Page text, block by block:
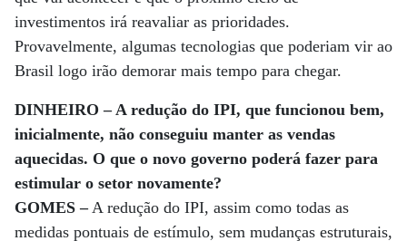
investimentos irá reavaliar as prioridades.
Provavelmente, algumas tecnologias que poderiam vir ao
Brasil logo irão demorar mais tempo para chegar.
DINHEIRO – A redução do IPI, que funcionou bem,
inicialmente, não conseguiu manter as vendas
aquecidas. O que o novo governo poderá fazer para
estimular o setor novamente?
GOMES –A redução do IPI, assim como todas as
medidas pontuais de estímulo, sem mudanças estruturais,